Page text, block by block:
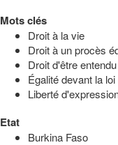
Mots clés
Droit à la vie
Droit à un procès
Droit d'être
Égalité devant la loi
Liberté
Etat
Burkina Faso